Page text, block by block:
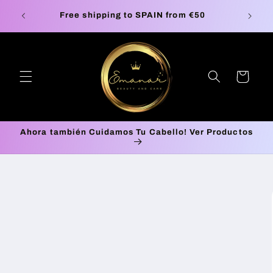
content
Europe Free Shipping on orders up to €100* 🚚
Cart
Ahora también Cuidamos Tu Cabello! Ver Productos